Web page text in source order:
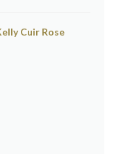
Cuir Rose